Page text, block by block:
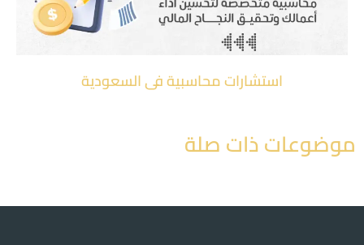
استشارات محاسبية في السعودية
موضوعات ذات صلة